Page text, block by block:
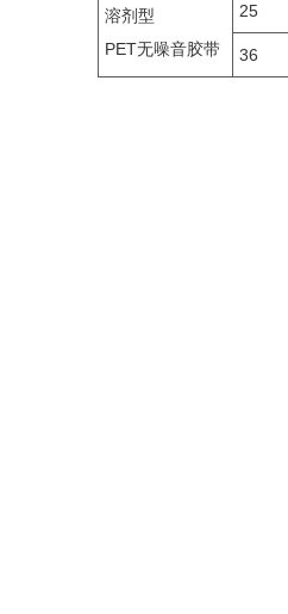
溶剂型
PET无噪音胶带
25
36